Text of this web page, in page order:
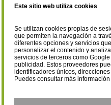
Este sitio web utiliza cookies
Se utilizan cookies propias de
que permiten la navegación a
diferentes opciones y servicios
personalizar el contenido y
servicios de terceros como
publicidad. Estos proveedores
identificadores únicos,
Puedes consultar más